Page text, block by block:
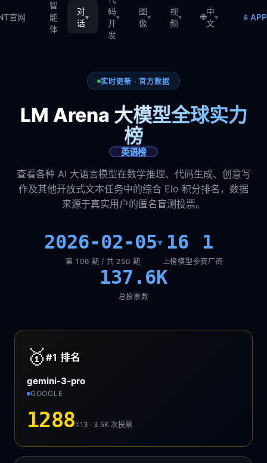
官网
智
能
体
对
话
▾
码
开
发
▾
图
像
▾
视
频
▾ 🌐
中
文
▾ 📱
实时更新 · 官方数据
LM Arena 大模型全球实力
榜
英语榜
查看各种 AI 大语言模型在数学推理、代码生成、创意写
作及其他开放式文本任务中的综合 Elo 积分排名，数据
来源于真实用户的匿名盲测投票。
2026-02-05▾
第 106 期 / 共 250 期
16
上榜模型
1
参赛厂商
137.6K
总投票数
🥇 #1排名
gemini-3-pro
GOOGLE
1288±13 · 3.5K次投票